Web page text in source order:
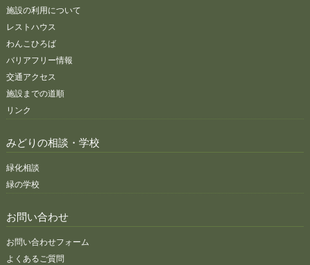
施設の利用について
レストハウス
わんこひろば
バリアフリー情報
交通アクセス
施設までの道順
リンク
みどりの相談・学校
緑化相談
緑の学校
お問い合わせ
お問い合わせフォーム
よくあるご質問